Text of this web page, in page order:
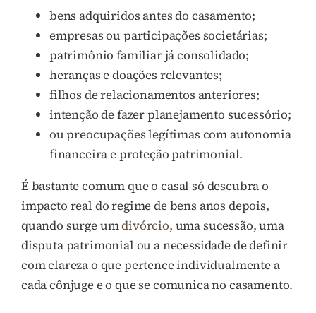
bens adquiridos antes do casamento;
empresas ou participações societárias;
patrimônio familiar já consolidado;
heranças e doações relevantes;
filhos de relacionamentos anteriores;
intenção de fazer planejamento sucessório;
ou preocupações legítimas com autonomia
financeira e proteção patrimonial.
É bastante comum que o casal só descubra o
impacto real do regime de bens anos depois,
quando surge umdivórcio, uma sucessão, uma
disputa patrimonial ou a necessidade de definir
com clareza o que pertence individualmente a
cada cônjuge e o que se comunica no casamento.